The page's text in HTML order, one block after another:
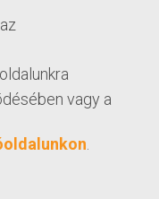
vagy a